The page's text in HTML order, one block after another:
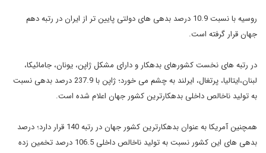
روسیه با نسبت 10.9 درصد بدهی های دولتی پایین تر از ایران در رتبه دهم
جهان قرار گرفته است.
در رتبه های نخست کشورهای بدهکار و دارای مشکل ژاپن، یونان، جامائیکا،
لبنان،ایتالیا، پرتغال، ایرلند به چشم می خورد؛ ژاپن با 237.9 درصد بدهی نسبت
به تولید ناخالص داخلی بدهکارترین کشور جهان اعلام شده است.
همچنین آمریکا به عنوان بدهکارترین کشور جهان در رتبه 140 قرار دارد؛ درصد
بدهی های این کشور نسبت به تولید ناخالص داخلی 106.5 درصد تخمین زده